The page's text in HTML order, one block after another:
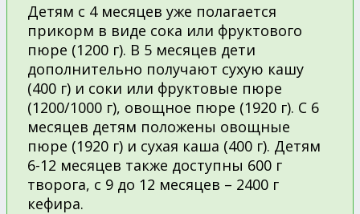
Детям с 4 месяцев уже полагается
прикорм в виде сока или фруктового
пюре (1200 г). В 5 месяцев дети
дополнительно получают сухую кашу
(400 г) и соки или фруктовые пюре
(1200/1000 г), овощное пюре (1920 г). С 6
месяцев детям положены овощные
пюре (1920 г) и сухая каша (400 г). Детям
6-12 месяцев также доступны 600 г
творога, с 9 до 12 месяцев – 2400 г
кефира.